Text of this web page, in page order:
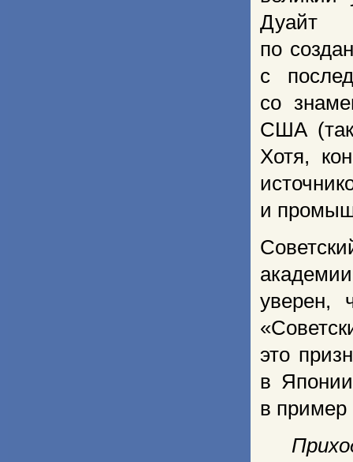
Дуайт
по
с
со
США (так
Хотя,
и
уверен,
это
в
в пример